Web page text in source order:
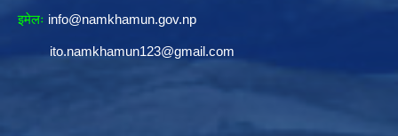
इमेलः info@namkhamun.gov.np
ito.namkhamun123@gmail.com